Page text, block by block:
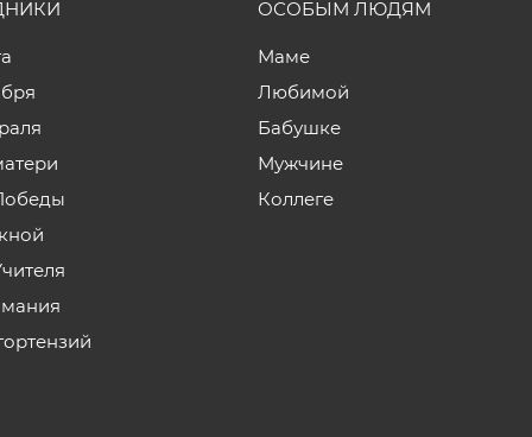
ОСОБЫМ ЛЮДЯМ
Маме
Любимой
Бабушке
Мужчине
Коллеге